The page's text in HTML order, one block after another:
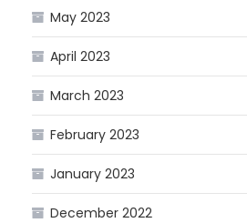
May 2023
April 2023
March 2023
February 2023
January 2023
December 2022